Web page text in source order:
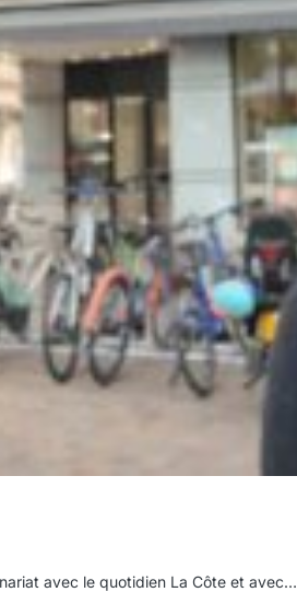
avec le quotidien La Côte et avec…